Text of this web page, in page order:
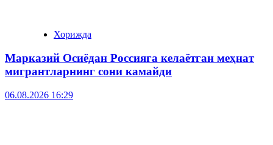
Хорижда
Марказий Осиёдан Россияга келаётган меҳнат
мигрантларнинг сони камайди
06.08.2026 16:29